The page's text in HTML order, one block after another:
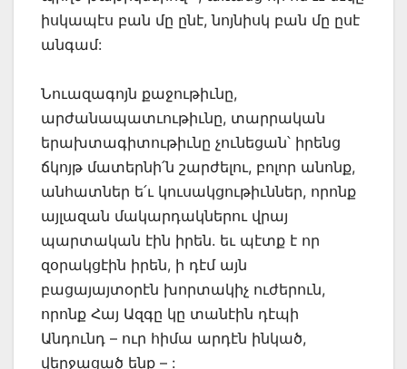
իսկապէս բան մը ընէ, նոյնիսկ բան մը ըսէ
անգամ:
Նուազագոյն քաջութիւնը,
արժանապատւութիւնը, տարրական
երախտագիտութիւնը չունեցան՝ իրենց
ճկոյթ մատերնի՛ն շարժելու, բոլոր անոնք,
անհատներ ե՛ւ կուսակցութիւններ, որոնք
այլազան մակարդակներու վրայ
պարտական էին իրեն. եւ պէտք է որ
զօրակցէին իրեն, ի դէմ այն
բացայայտօրէն խորտակիչ ուժերուն,
որոնք Հայ Ազգը կը տանէին դէպի
Անդունդ – ուր հիմա արդէն ինկած,
վերջացած ենք – :